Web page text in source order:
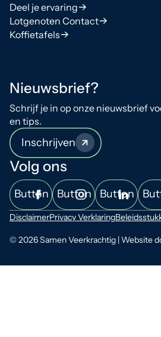
Deel je ervaring
Lotgenoten Contact
Koffietafels
Nieuwsbrief?
Schrijf je in op onze nieuwsbrief
en tips.
Inschrijven
Volg ons
Button Button Button
© 2026 Samen Veerkrachtig | Website
DisclaimerPrivacy Verklaring